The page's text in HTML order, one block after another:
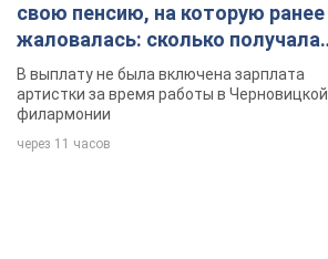
свою пенсию, на которую ранее
жаловалась: сколько получала
певица
В выплату не была включена зарплата
артистки за время работы в Черновицкой
филармонии
через 11 часов